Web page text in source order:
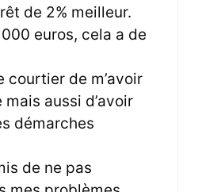
de 2% meilleur.
euros, cela a de
courtier de m’avoir
aussi d’avoir
démarches
de ne pas